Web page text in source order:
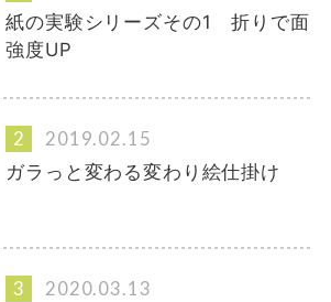
紙の実験シリーズその1 折りで面
強度UP
2019.02.15
ガラっと変わる変わり絵仕掛け
2020.03.13